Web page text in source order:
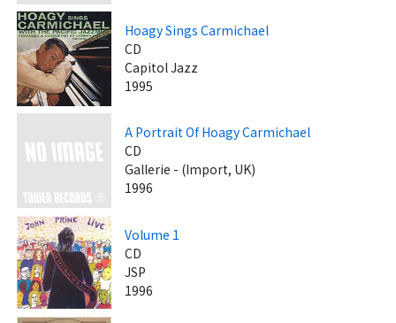
Hoagy Sings Carmichael
CD
Capitol Jazz
1995
A Portrait Of Hoagy Carmichael
CD
Gallerie - (Import, UK)
1996
Volume 1
CD
JSP
1996